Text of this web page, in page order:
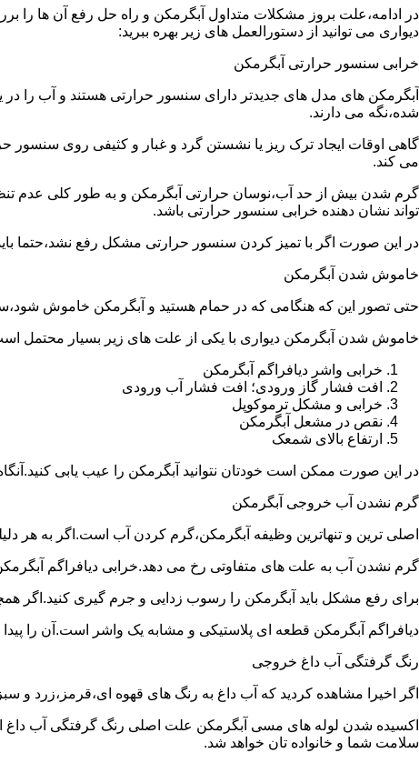
در ادامه،علت بروز مشکلات متداول آبگرمکن و راه حل رفع آن ها را
دیواری می توانید از دستورالعمل های زیر بهره ببرید:
خرابی سنسور حرارتی آبگرمکن
آبگرمکن های مدل های جدیدتر دارای سنسور حرارتی هستند و آب را
شده،نگه می دارند.
گاهی اوقات ایجاد ترک ریز یا نشستن گرد و غبار و کثیفی روی سنسور
می کند.
گرم شدن بیش از حد آب،نوسان حرارتی آبگرمکن و به طور کلی عدم
تواند نشان دهنده خرابی سنسور حرارتی باشد.
در این صورت اگر با تمیز کردن سنسور حرارتی مشکل رفع نشد،حتما
خاموش شدن آبگرمکن
حتی تصور این که هنگامی که در حمام هستید و آبگرمکن خاموش
خاموش شدن آبگرمکن دیواری با یکی از علت های زیر بسیار محتمل
خرابی واشر دیافراگم آبگرمکن
افت فشار گاز ورودی؛ افت فشار آب ورودی
خرابی و مشکل ترموکوپل
نقص در مشعل آبگرمکن
ارتفاع بالای شمعک
در این صورت ممکن است خودتان نتوانید آبگرمکن را عیب یابی
گرم نشدن آب خروجی آبگرمکن
اصلی ترین و تنهاترین وظیفه آبگرمکن،گرم کردن آب است.اگر به هر
گرم نشدن آب به علت های متفاوتی رخ می دهد.خرابی دیافراگم
برای رفع مشکل باید آبگرمکن را رسوب زدایی و جرم گیری کنید.اگر
دیافراگم آبگرمکن قطعه ای پلاستیکی و مشابه یک واشر است.آن را
رنگ گرفتگی آب داغ خروجی
اگر اخیرا مشاهده کردید که آب داغ به رنگ های قهوه ای،قرمز،زرد
اکسیده شدن لوله های مسی آبگرمکن علت اصلی رنگ گرفتگی آب داغ
سلامت شما و خانواده تان خواهد شد.